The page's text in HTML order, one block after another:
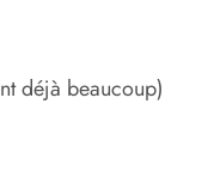
déjà beaucoup)